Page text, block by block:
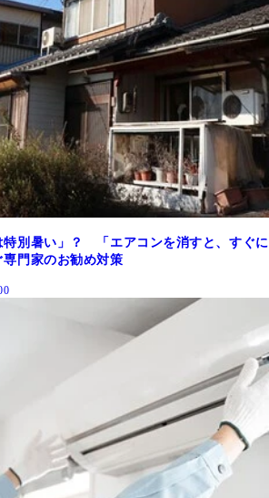
特別暑い」？ 「エアコンを消すと、すぐに
門家のお勧め対策